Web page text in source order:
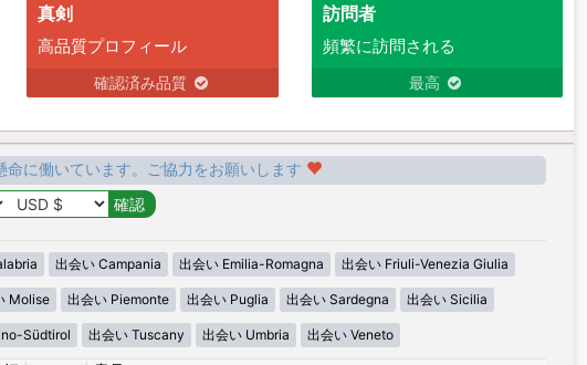
真剣
高品質プロフィール
確認済み品質
訪問者
頻繁に訪問される
最高
に働いています。ご協力をお願いします
出会い Campania 出会い Emilia-Romagna 出会い Friuli-Venezia Giulia
Molise 出会い Piemonte 出会い Puglia 出会い Sardegna 出会い Sicilia
Südtirol 出会い Tuscany 出会い Umbria 出会い Veneto